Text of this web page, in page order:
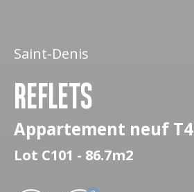
Saint-Denis
REFLETS
Appartement neuf T4
Lot C101 - 86.7m2